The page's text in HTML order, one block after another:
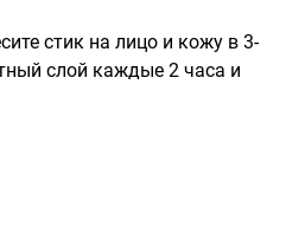
стик на лицо и кожу в 3-
слой каждые 2 часа и